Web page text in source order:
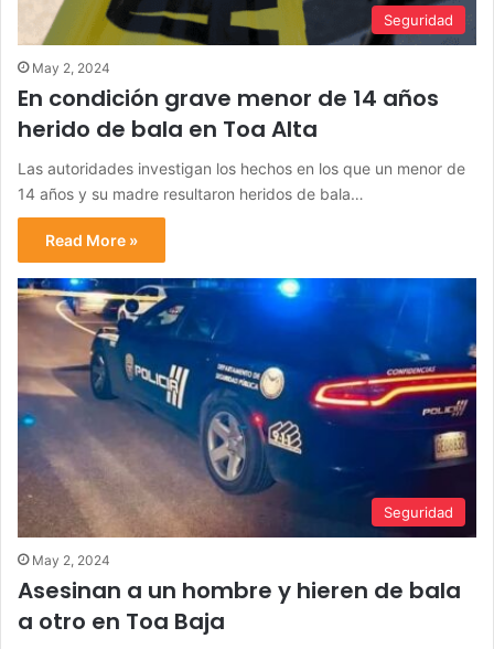
Seguridad
May 2, 2024
En condición grave menor de 14 años
herido de bala en Toa Alta
Las autoridades investigan los hechos en los que un menor de
14 años y su madre resultaron heridos de bala…
Read More »
Seguridad
May 2, 2024
Asesinan a un hombre y hieren de bala
a otro en Toa Baja